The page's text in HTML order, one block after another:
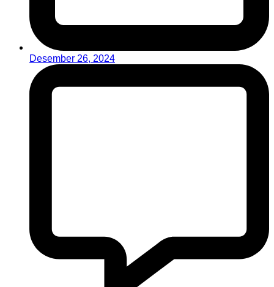
Desember 26, 2024